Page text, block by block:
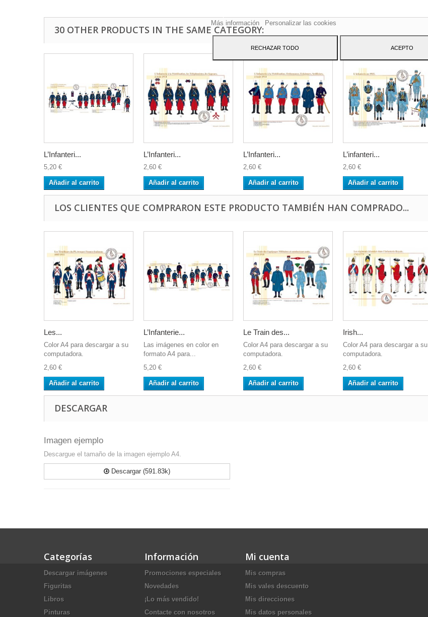
30 OTHER PRODUCTS IN THE SAME CATEGORY:
L’Infanteri...
5,20 €
Añadir al carrito
L’Infanteri...
2,60 €
Añadir al carrito
L’Infanteri...
2,60 €
Añadir al carrito
L’infanteri...
2,60 €
Añadir al carrito
LOS CLIENTES QUE COMPRARON ESTE PRODUCTO TAMBIÉN HAN COMPRADO...
Les...
Color A4 para descargar a su
computadora.
2,60 €
Añadir al carrito
L’Infanterie...
Las imágenes en color en
formato A4 para...
5,20 €
Añadir al carrito
Le Train des...
Color A4 para descargar a su
computadora.
2,60 €
Añadir al carrito
Irish...
Color A4 para descargar a su
computadora.
2,60 €
Añadir al carrito
DESCARGAR
Imagen ejemplo
Descargue el tamaño de la imagen ejemplo A4.
Descargar (591.83k)
Categorías
Descargar imágenes
Figuritas
Libros
Pinturas
Información
Promociones especiales
Novedades
¡Lo más vendido!
Contacte con nosotros
Mi cuenta
Mis compras
Mis vales descuento
Mis direcciones
Mis datos personales
Más información
Personalizar las cookies
RECHAZAR TODO ACEPTO